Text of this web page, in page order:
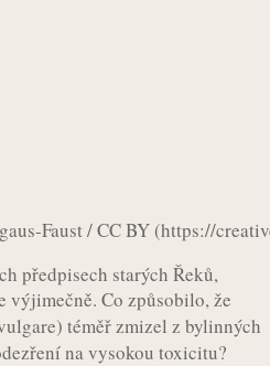
Faust / CC BY (https://
předpisech starých Řeků,
výjimečně. Co způsobilo, že
téměř zmizel z bylinných
na vysokou toxicitu?